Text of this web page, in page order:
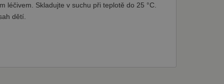
Skladujte v suchu při teplotě do 25 °C.
dětí.
na webových stránkách.
o tom, jak
koncový uživatel mohl
soubor cookie relace,
společnost Google),
poskytl osobní
funkčnost
a